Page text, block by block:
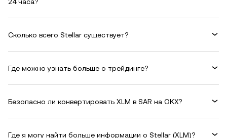
Сколько всего Stellar существует?
Где можно узнать больше о трейдинге?
Безопасно ли конвертировать XLM в SAR на OKX?
Где я могу найти больше информации о Stellar (XLM)?